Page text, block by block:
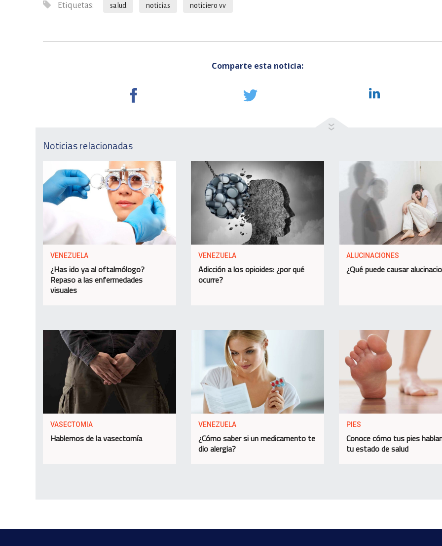
Etiquetas: salud noticias noticiero vv
Comparte esta noticia:
Noticias relacionadas
VENEZUELA
¿Has ido ya al oftalmólogo?
Repaso a las enfermedades
visuales
VENEZUELA
Adicción a los opioides: ¿por qué
ocurre?
ALUCINACIONES
¿Qué puede causar
VASECTOMIA
Hablemos de la vasectomía
VENEZUELA
¿Cómo saber si un medicamento te
dio alergia?
PIES
Conoce cómo tus pies
tu estado de salud